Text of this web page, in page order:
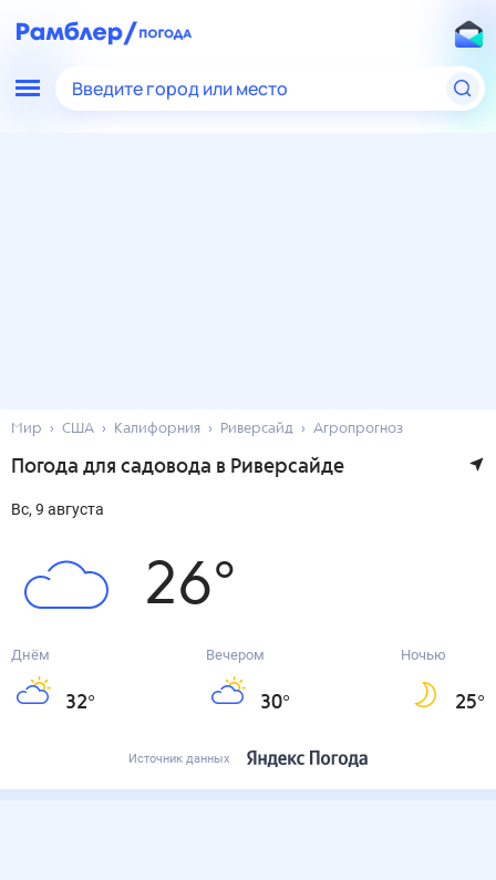
Введите город или место
Мир США Калифорния Риверсайд Агропрогноз
Погода для садовода в Риверсайде
вс, 9 августа
26°
Днём
32°
Вечером
30°
Ночью
25°
Источник данных